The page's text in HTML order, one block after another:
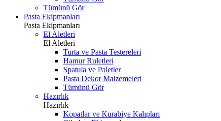
Tümünü Gör
Pasta Ekipmanları
Pasta Ekipmanları
El Aletleri
El Aletleri
Turta ve Pasta Testereleri
Hamur Ruletleri
Spatula ve Paletler
Pasta Dekor Malzemeleri
Tümünü Gör
Hazırlık
Hazırlık
Kopatlar ve Kurabiye Kalıpları